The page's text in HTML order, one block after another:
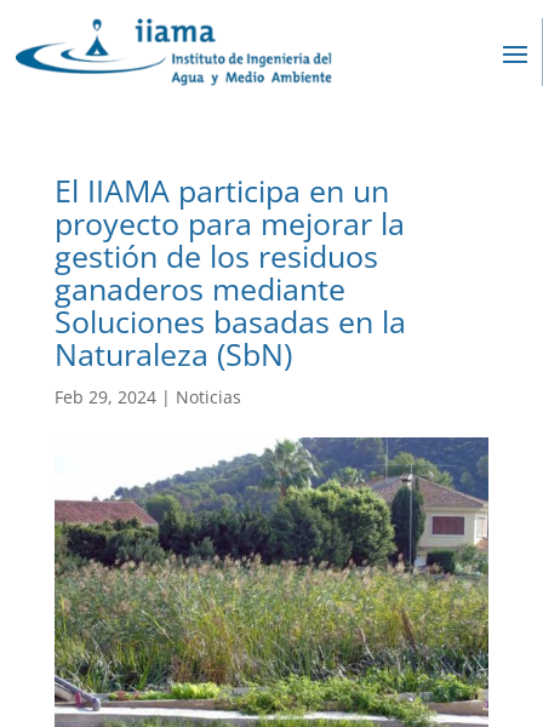
El IIAMA participa en un
proyecto para mejorar la
gestión de los residuos
ganaderos mediante
Soluciones basadas en la
Naturaleza (SbN)
Feb 29, 2024| Noticias